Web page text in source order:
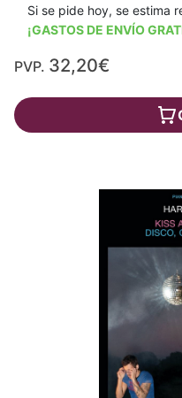
Si se pide hoy, se estima
¡GASTOS DE ENVÍO
PVP. 32,20€